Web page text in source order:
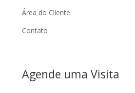
Área do Cliente
Contato
Agende uma Visita